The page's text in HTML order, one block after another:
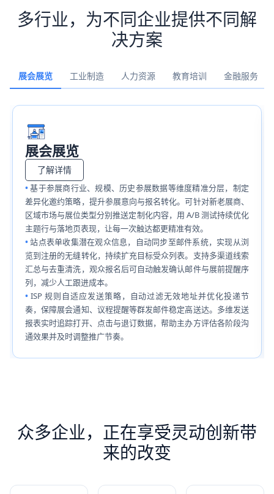
多行业，为不同企业提供不同解
决方案
展会展览 工业制造 人力资源 教育培训 金融服务
展会展览
了解详情
基于参展商行业、规模、历史参展数据等维度精准分层，制定
差异化邀约策略，提升参展意向与报名转化。可针对新老展商、
区域市场与展位类型分别推送定制化内容，用 A/B 测试持续优化
主题行与落地页表现，让每一次触达都更精准有效。
站点表单收集潜在观众信息，自动同步至邮件系统，实现从浏
览到注册的无缝转化，持续扩充目标受众列表。支持多渠道线索
汇总与去重清洗，观众报名后可自动触发确认邮件与展前提醒序
列，减少人工跟进成本。
ISP 规则自适应发送策略，自动过滤无效地址并优化投递节
奏，保障展会通知、议程提醒等群发邮件稳定高送达。多维发送
报表实时追踪打开、点击与退订数据，帮助主办方评估各阶段沟
通效果并及时调整推广节奏。
众多企业，正在享受灵动创新带
来的改变